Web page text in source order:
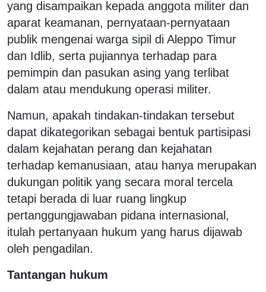
yang disampaikan kepada anggota militer dan
aparat keamanan, pernyataan-pernyataan
publik mengenai warga sipil di Aleppo Timur
dan Idlib, serta pujiannya terhadap para
pemimpin dan pasukan asing yang terlibat
dalam atau mendukung operasi militer.
Namun, apakah tindakan-tindakan tersebut
dapat dikategorikan sebagai bentuk partisipasi
dalam kejahatan perang dan kejahatan
terhadap kemanusiaan, atau hanya merupakan
dukungan politik yang secara moral tercela
tetapi berada di luar ruang lingkup
pertanggungjawaban pidana internasional,
itulah pertanyaan hukum yang harus dijawab
oleh pengadilan.
Tantangan hukum